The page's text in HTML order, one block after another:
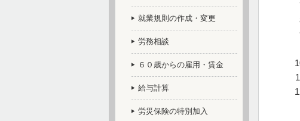
就業規則の作成・変更
労務相談
６０歳からの雇用・賃金
給与計算
労災保険の特別加入